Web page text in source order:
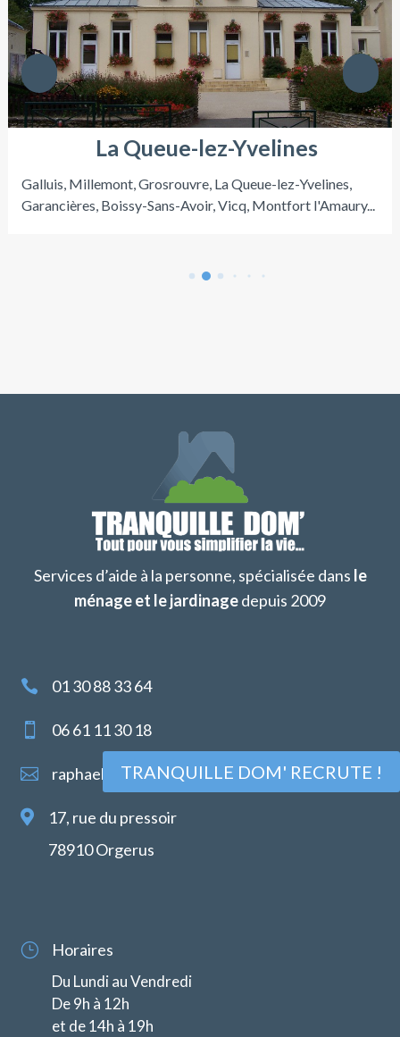
La Queue-lez-Yvelines
Galluis, Millemont, Grosrouvre, La Queue-lez-Yvelines,
Garancières, Boissy-Sans-Avoir, Vicq, Montfort l'Amaury...
Services d’aide à la personne, spécialisée dans le
ménage et le jardinagedepuis 2009
 01 30 88 33 64
 06 61 11 30 18
 raphael.darmas@tranquilledom.fr

17, rue du pressoir
78910 Orgerus
} Horaires
Du Lundi au Vendredi
De 9h à 12h
et de 14h à 19h
TRANQUILLE DOM' RECRUTE !